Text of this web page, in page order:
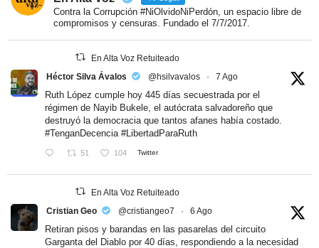
Contra la Corrupción #NiOlvidoNiPerdón, un espacio libre de
compromisos y censuras. Fundado el 7/7/2017.
En Alta Voz Retuiteado
Héctor Silva Ávalos
@hsilvavalos · 7 Ago
Ruth López cumple hoy 445 días secuestrada por el
régimen de Nayib Bukele, el autócrata salvadoreño que
destruyó la democracia que tantos afanes había costado.
#TenganDecencia #LibertadParaRuth
51 104 Twitter
En Alta Voz Retuiteado
Cristian Geo
@cristiangeo7 · 6 Ago
Retiran pisos y barandas en las pasarelas del circuito
Garganta del Diablo por 40 días, respondiendo a la necesidad